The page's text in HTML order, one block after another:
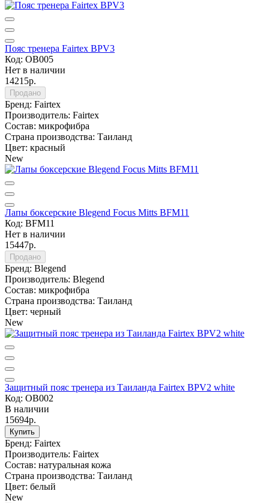
Пояс тренера Fairtex BPV3
Код: OB005
Нет в наличии
14215р.
Продано
Бренд: Fairtex
Производитель: Fairtex
Состав: микрофибра
Страна производства: Таиланд
Цвет: красный
New
Лапы боксерские Blegend Focus Mitts BFM11
Код: BFM11
Нет в наличии
15447р.
Продано
Бренд: Blegend
Производитель: Blegend
Состав: микрофибра
Страна производства: Таиланд
Цвет: черный
New
Защитный пояс тренера из Таиланда Fairtex BPV2 white
Код: OB002
В наличии
15694р.
Купить
Бренд: Fairtex
Производитель: Fairtex
Состав: натуральная кожа
Страна производства: Таиланд
Цвет: белый
New